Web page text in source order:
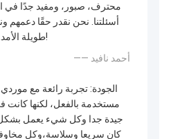
محترف، صبور، ومفيد جدًا في
أسئلتنا. نحن نقدر حقًا دعمهم
طويلة الأمد. موصى به بشدة!
—— أحمد نافيد
الجودة: تجربة رائعة مع
جيدة جدا وكل شيء يعمل بشكل
كان سريعا وسلاسة،وكل